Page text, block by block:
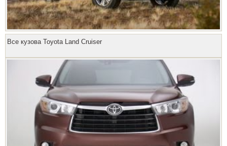
Все кузова Toyota Land Cruiser